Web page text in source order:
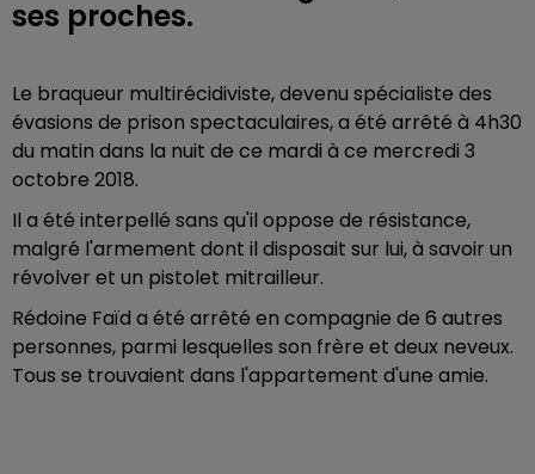
ses proches.
Le braqueur multirécidiviste, devenu spécialiste des
évasions de prison spectaculaires, a été arrêté à 4h30
du matin dans la nuit de ce mardi à ce mercredi 3
octobre 2018.
Il a été interpellé sans qu'il oppose de résistance,
malgré l'armement dont il disposait sur lui, à savoir un
révolver et un pistolet mitrailleur.
Rédoine Faïd a été arrêté en compagnie de 6 autres
personnes, parmi lesquelles son frère et deux neveux.
Tous se trouvaient dans l'appartement d'une amie.